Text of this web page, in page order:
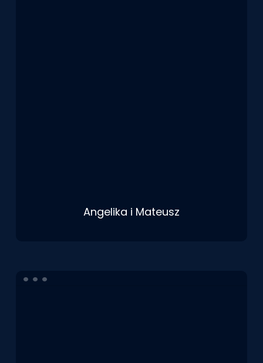
Angelika i Mateusz